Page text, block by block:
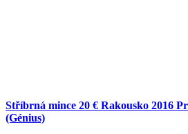
Stříbrná mince 20 € Rakousko 2016
(Génius)